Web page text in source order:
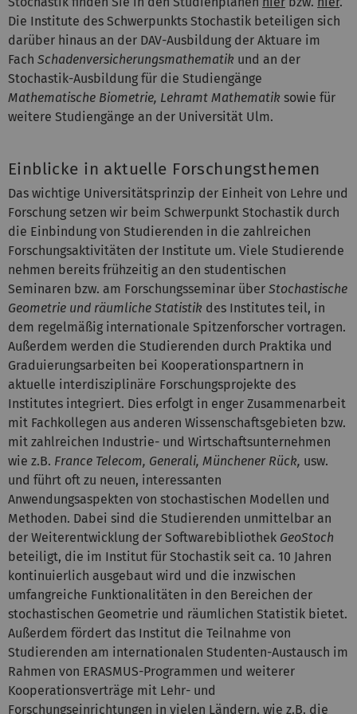
Die Institute des Schwerpunkts Stochastik beteiligen sich
darüber hinaus an der DAV-Ausbildung der Aktuare im
Fach Schadenversicherungsmathematik und an der
Stochastik-Ausbildung für die Studiengänge
Mathematische Biometrie, Lehramt Mathematik sowie für
weitere Studiengänge an der Universität Ulm.
Einblicke in aktuelle Forschungsthemen
Das wichtige Universitätsprinzip der Einheit von Lehre und
Forschung setzen wir beim Schwerpunkt Stochastik durch
die Einbindung von Studierenden in die zahlreichen
Forschungsaktivitäten der Institute um. Viele Studierende
nehmen bereits frühzeitig an den studentischen
Seminaren bzw. am Forschungsseminar über Stochastische
Geometrie und räumliche Statistik des Institutes teil, in
dem regelmäßig internationale Spitzenforscher vortragen.
Außerdem werden die Studierenden durch Praktika und
Graduierungsarbeiten bei Kooperationspartnern in
aktuelle interdisziplinäre Forschungsprojekte des
Institutes integriert. Dies erfolgt in enger Zusammenarbeit
mit Fachkollegen aus anderen Wissenschaftsgebieten bzw.
mit zahlreichen Industrie- und Wirtschaftsunternehmen
wie z.B. France Telecom, Generali, Münchener Rück, usw.
und führt oft zu neuen, interessanten
Anwendungsaspekten von stochastischen Modellen und
Methoden. Dabei sind die Studierenden unmittelbar an
der Weiterentwicklung der Softwarebibliothek GeoStoch
beteiligt, die im Institut für Stochastik seit ca. 10 Jahren
kontinuierlich ausgebaut wird und die inzwischen
umfangreiche Funktionalitäten in den Bereichen der
stochastischen Geometrie und räumlichen Statistik bietet.
Außerdem fördert das Institut die Teilnahme von
Studierenden am internationalen Studenten-Austausch im
Rahmen von ERASMUS-Programmen und weiterer
Kooperationsverträge mit Lehr- und
Forschungseinrichtungen in vielen Ländern, wie z.B. die